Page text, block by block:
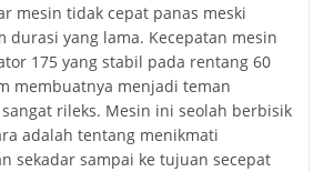
mesin tidak cepat panas meski
durasi yang lama. Kecepatan mesin
175 yang stabil pada rentang 60
membuatnya menjadi teman
rileks. Mesin ini seolah berbisik
adalah tentang menikmati
sekadar sampai ke tujuan secepat